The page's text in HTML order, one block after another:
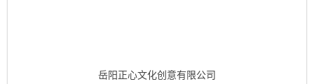
岳阳正心文化创意有限公司